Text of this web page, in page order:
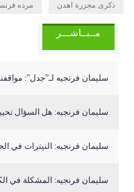
ذكرى مجزرة اهدن مرده
مــبــاشـــر
سليمان فرنجيه لـ”جدل”:
سليمان فرنجيه: هل السؤال
سليمان فرنجيه: النيترات في
سليمان فرنجيه: المشكلة في